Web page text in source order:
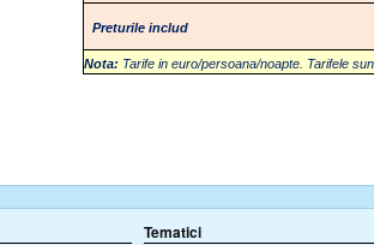
Preturile includ
Nota: Tarife in euro/persoana/noapte. Tarifele
Tematici